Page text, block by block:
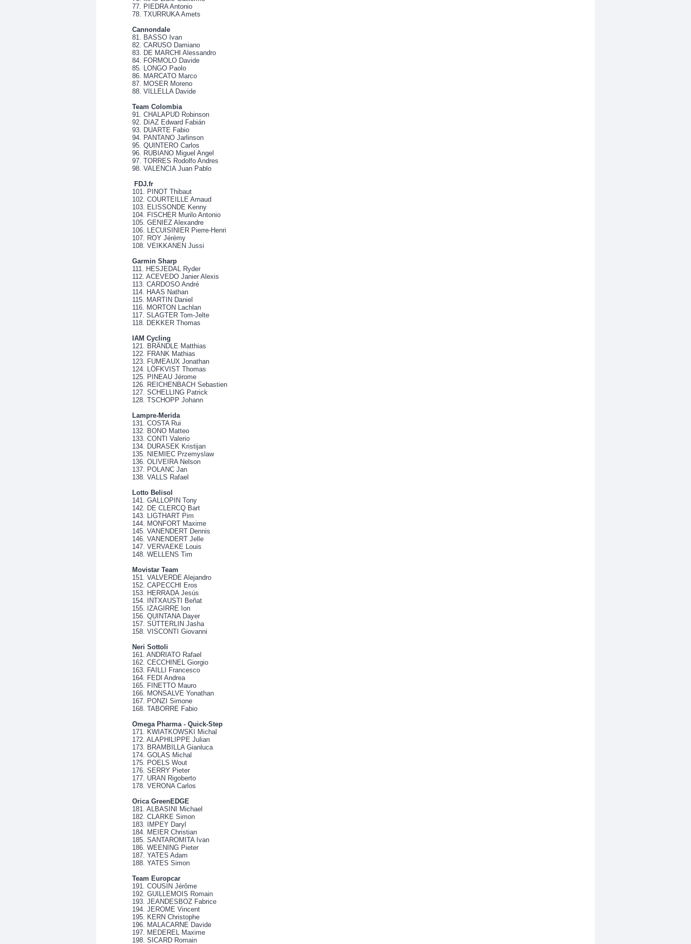
77. PIEDRA Antonio
78. TXURRUKA Amets
Cannondale
81. BASSO Ivan
82. CARUSO Damiano
83. DE MARCHI Alessandro
84. FORMOLO Davide
85. LONGO Paolo
86. MARCATO Marco
87. MOSER Moreno
88. VILLELLA Davide
Team Colombia
91. CHALAPUD Robinson
92. DíAZ Edward Fabián
93. DUARTE Fabio
94. PANTANO Jarlinson
95. QUINTERO Carlos
96. RUBIANO Miguel Angel
97. TORRES Rodolfo Andres
98. VALENCIA Juan Pablo
FDJ.fr
101. PINOT Thibaut
102. COURTEILLE Arnaud
103. ELISSONDE Kenny
104. FISCHER Murilo Antonio
105. GENIEZ Alexandre
106. LECUISINIER Pierre-Henri
107. ROY Jérémy
108. VEIKKANEN Jussi
Garmin Sharp
111. HESJEDAL Ryder
112. ACEVEDO Janier Alexis
113. CARDOSO André
114. HAAS Nathan
115. MARTIN Daniel
116. MORTON Lachlan
117. SLAGTER Tom-Jelte
118. DEKKER Thomas
IAM Cycling
121. BRÄNDLE Matthias
122. FRANK Mathias
123. FUMEAUX Jonathan
124. LÖFKVIST Thomas
125. PINEAU Jérome
126. REICHENBACH Sebastien
127. SCHELLING Patrick
128. TSCHOPP Johann
Lampre-Merida
131. COSTA Rui
132. BONO Matteo
133. CONTI Valerio
134. DURASEK Kristijan
135. NIEMIEC Przemyslaw
136. OLIVEIRA Nelson
137. POLANC Jan
138. VALLS Rafael
Lotto Belisol
141. GALLOPIN Tony
142. DE CLERCQ Bart
143. LIGTHART Pim
144. MONFORT Maxime
145. VANENDERT Dennis
146. VANENDERT Jelle
147. VERVAEKE Louis
148. WELLENS Tim
Movistar Team
151. VALVERDE Alejandro
152. CAPECCHI Eros
153. HERRADA Jesús
154. INTXAUSTI Beñat
155. IZAGIRRE Ion
156. QUINTANA Dayer
157. SÜTTERLIN Jasha
158. VISCONTI Giovanni
Neri Sottoli
161. ANDRIATO Rafael
162. CECCHINEL Giorgio
163. FAILLI Francesco
164. FEDI Andrea
165. FINETTO Mauro
166. MONSALVE Yonathan
167. PONZI Simone
168. TABORRE Fabio
Omega Pharma - Quick-Step
171. KWIATKOWSKI Michal
172. ALAPHILIPPE Julian
173. BRAMBILLA Gianluca
174. GOLAS Michal
175. POELS Wout
176. SERRY Pieter
177. URAN Rigoberto
178. VERONA Carlos
Orica GreenEDGE
181. ALBASINI Michael
182. CLARKE Simon
183. IMPEY Daryl
184. MEIER Christian
185. SANTAROMITA Ivan
186. WEENING Pieter
187. YATES Adam
188. YATES Simon
Team Europcar
191. COUSIN Jérôme
192. GUILLEMOIS Romain
193. JEANDESBOZ Fabrice
194. JEROME Vincent
195. KERN Christophe
196. MALACARNE Davide
197. MEDEREL Maxime
198. SICARD Romain